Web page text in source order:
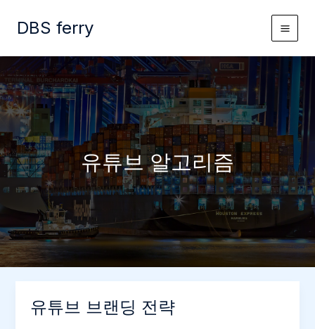
로
건
너
뛰
DBS ferry
유튜브 알고리즘
유튜브 브랜딩 전략